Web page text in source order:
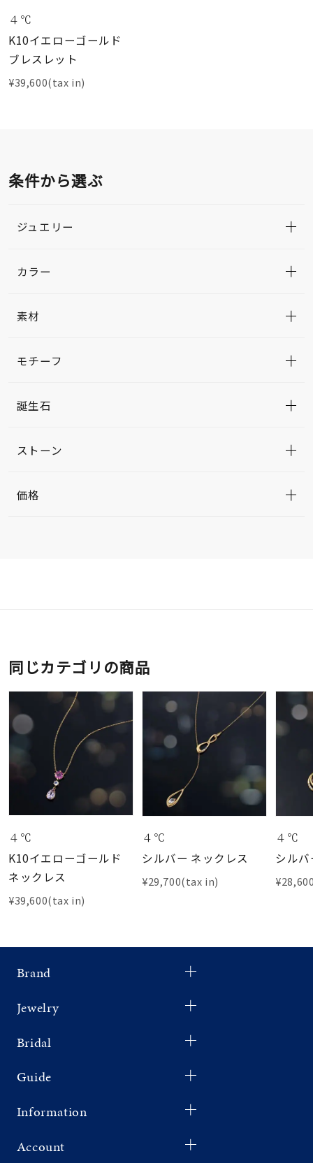
４℃
K10イエローゴールド
ブレスレット
¥39,600(tax in)
条件から選ぶ
ジュエリー
カラー
素材
モチーフ
誕生石
ストーン
価格
同じカテゴリの商品
４℃
K10イエローゴールド
ネックレス
¥39,600(tax in)
４℃
シルバー ネックレス
¥29,700(tax in)
４℃
シル
Brand
Jewelry
Bridal
Guide
Information
Account